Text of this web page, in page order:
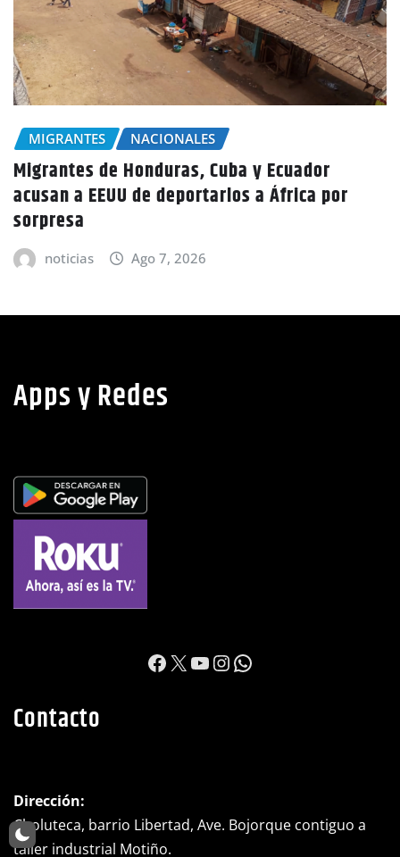
NACIONALES
Condiciones secas y lluvias aisladas
persistirán este viernes en todo el país
anuncia Copeco
noticias Ago 7, 2026
Apps y Redes
https://
X YouTube
Instagram
WhatsApp
Contacto
Dirección:
Choluteca, barrio Libertad, Ave. Bojorque contiguo a